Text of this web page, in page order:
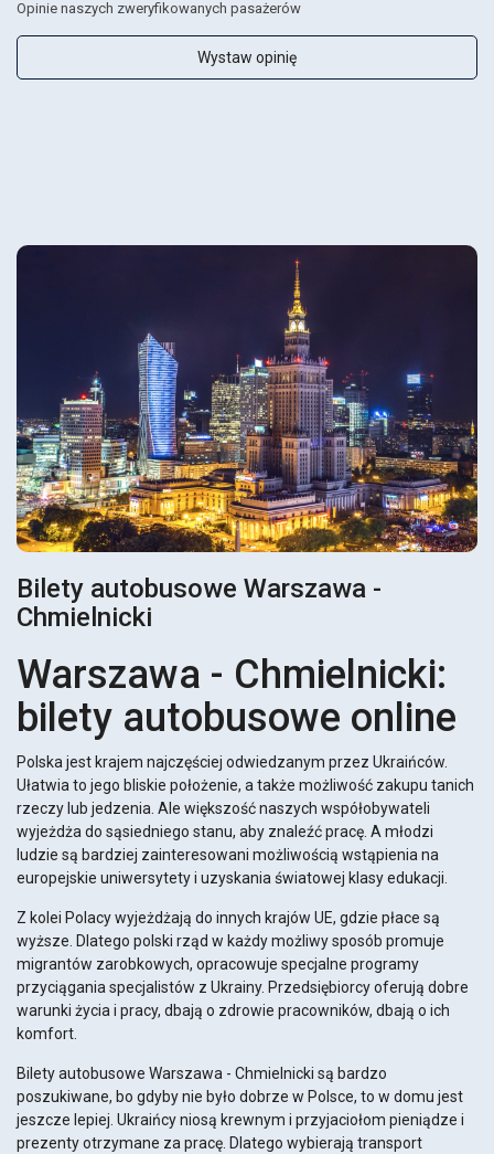
Opinie naszych zweryfikowanych pasażerów
Wystaw opinię
Bilety autobusowe Warszawa -
Chmielnicki
Warszawa - Chmielnicki:
bilety autobusowe online
Polska jest krajem najczęściej odwiedzanym przez Ukraińców.
Ułatwia to jego bliskie położenie, a także możliwość zakupu tanich
rzeczy lub jedzenia. Ale większość naszych współobywateli
wyjeżdża do sąsiedniego stanu, aby znaleźć pracę. A młodzi
ludzie są bardziej zainteresowani możliwością wstąpienia na
europejskie uniwersytety i uzyskania światowej klasy edukacji.
Z kolei Polacy wyjeżdżają do innych krajów UE, gdzie płace są
wyższe. Dlatego polski rząd w każdy możliwy sposób promuje
migrantów zarobkowych, opracowuje specjalne programy
przyciągania specjalistów z Ukrainy. Przedsiębiorcy oferują dobre
warunki życia i pracy, dbają o zdrowie pracowników, dbają o ich
komfort.
Bilety autobusowe Warszawa - Chmielnicki są bardzo
poszukiwane, bo gdyby nie było dobrze w Polsce, to w domu jest
jeszcze lepiej. Ukraińcy niosą krewnym i przyjaciołom pieniądze i
prezenty otrzymane za pracę. Dlatego wybierają transport